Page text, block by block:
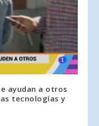
ayudan a otros
tecnologías y